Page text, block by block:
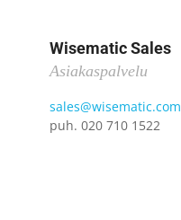
Wisematic Sales
Asiakaspalvelu
sales@wisematic.com
puh. 020 710 1522